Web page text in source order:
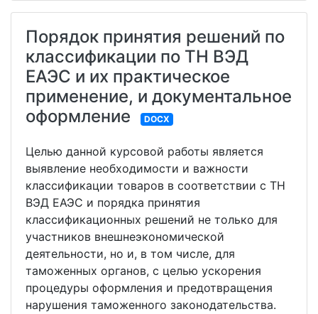
Порядок принятия решений по
классификации по ТН ВЭД
ЕАЭС и их практическое
применение, и документальное
оформление
DOCX
Целью данной курсовой работы является
выявление необходимости и важности
классификации товаров в соответствии с ТН
ВЭД ЕАЭС и порядка принятия
классификационных решений не только для
участников внешнеэкономической
деятельности, но и, в том числе, для
таможенных органов, с целью ускорения
процедуры оформления и предотвращения
нарушения таможенного законодательства.